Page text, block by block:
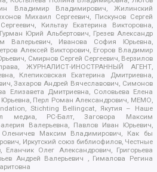
Владимир Владимирович, Жилинский
Михаил Сергеевич, Пискунов Сергей
Кильтау Екатерина Викторовна,
Юрий Альбертович, Грезев Александр
Валерьевич, Иванова София Юрьевна,
Алексей Викторович, Егоров Владимир
Смирнов Сергей Сергеевич, Верзилов
ЖУРНАЛИСТ-ИНОСТРАННЫЙ АГЕНТ,
Клепиковская Екатерина Дмитриевна,
Захаров Андрей Вячеславович, Симонов
Елизавета Дмитриевна, Соловьева Елена
Перл Роман Александрович, МЕМО,
Stichting Bellingcat, Якутия – Наше
медиа, РС-Балт, Заговора Максим
Валерьевна, Павлов Иван Юрьевич,
Оленичев Максим Владимирович, Как бы
Иркутский союз библиофилов, Честные
Олег Александрович, Григорьева
Андрей Валерьевич , Гималова Регина